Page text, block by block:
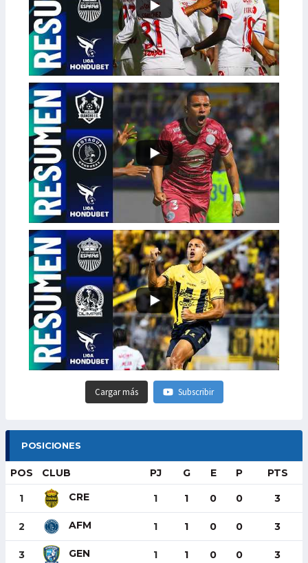
Cargar más Subscribir
POSICIONES
POS CLUB PJ G E P PTS
1 CRE 1 1 0 0 3
2 AFM 1 1 0 0 3
3 GEN 1 1 0 0 3